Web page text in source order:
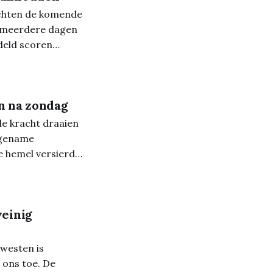
de komende
dagen
scoren
na zondag
kracht draaien
hemel versierd
is
toe. De